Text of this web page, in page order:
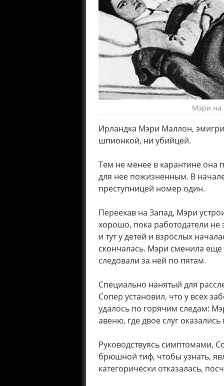
Мэри на
Ирландка Мэри Маллон,
шпионкой, ни убийцей.
Тем не менее в карантине она
для нее пожизненным. В
преступницей номер один.
Переехав на Запад, Мэри
хорошо, пока работодатели
и тут у детей и взрослых
скончалась. Мэри сменила
следовали за ней по пятам.
Специально нанятый для
Сопер установил, что у всех
удалось по горячим следам:
авеню, где двое слуг
Руководствуясь симптомами,
брюшной тиф, чтобы узнать,
категорически отказалась,